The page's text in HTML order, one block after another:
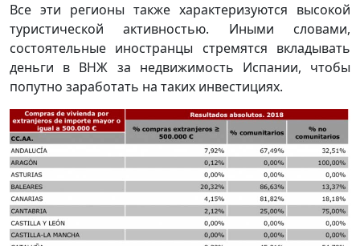
Все эти регионы также характеризуются высокой
туристической активностью. Иными словами,
состоятельные иностранцы стремятся вкладывать
деньги в ВНЖ за недвижимость Испании, чтобы
попутно заработать на таких инвестициях.